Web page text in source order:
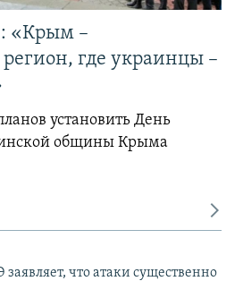
«Крым –
где украинцы –
установить День
общины Крыма
что атаки существенно